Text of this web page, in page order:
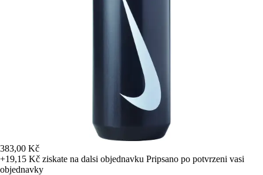
383,00 Kč
+19,15 Kč ziskate na dalsi objednavku Pripsano po potvrzeni vasi
objednavky